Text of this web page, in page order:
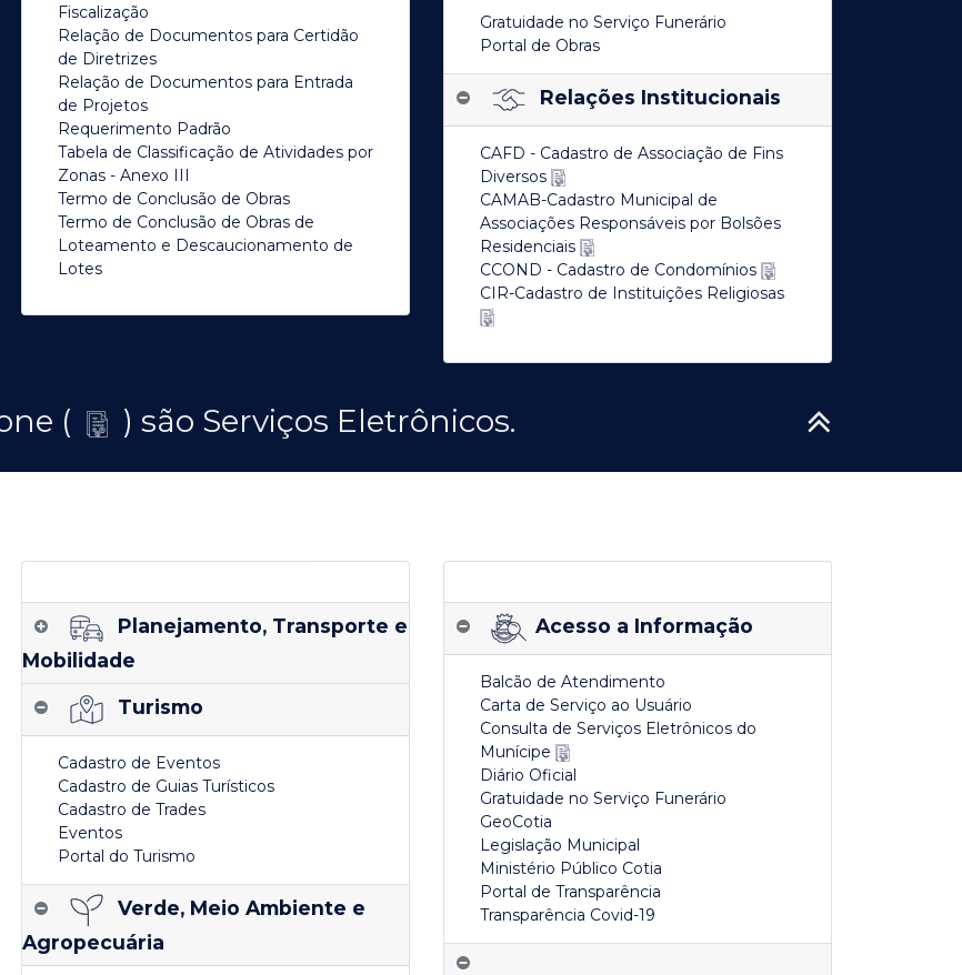
Fiscalização
Relação de Documentos para Certidão
de Diretrizes
Relação de Documentos para Entrada
de Projetos
Requerimento Padrão
Tabela de Classificação de Atividades por
Zonas - Anexo III
Termo de Conclusão de Obras
Termo de Conclusão de Obras de
Loteamento e Descaucionamento de
Lotes
Gratuidade no Serviço Funerário
Portal de Obras
Relações Institucionais
CAFD - Cadastro de Associação de Fins
Diversos
CAMAB-Cadastro Municipal de
Associações Responsáveis por Bolsões
Residenciais
CCOND - Cadastro de Condomínios
CIR-Cadastro de Instituições Religiosas
( ) são Serviços Eletrônicos.
Planejamento, Transporte e
Mobilidade
Turismo
Cadastro de Eventos
Cadastro de Guias Turísticos
Cadastro de Trades
Eventos
Portal do Turismo
Verde, Meio Ambiente e
Agropecuária
Acesso a Informação
Balcão de Atendimento
Carta de Serviço ao Usuário
Consulta de Serviços Eletrônicos do
Munícipe
Diário Oficial
Gratuidade no Serviço Funerário
GeoCotia
Legislação Municipal
Ministério Público Cotia
Portal de Transparência
Transparência Covid-19